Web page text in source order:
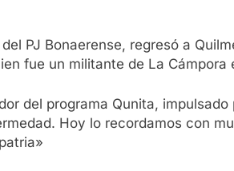
PJ Bonaerense, regresó a
fue un militante de La
del programa Qunita,
Hoy lo recordamos con